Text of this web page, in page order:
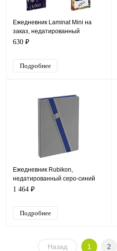
Ежедневник Laminat Mini на
заказ, недатированный
630 ₽
Подробнее
Ежедневник Rubikon,
недатированный серо-синий
1 464 ₽
Подробнее
Назад 1 2